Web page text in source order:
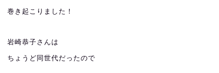
巻き起こりました！
岩崎恭子さんは
ちょうど同世代だったので